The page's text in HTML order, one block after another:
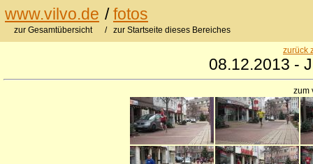
www.vilvo.de /fotos
zur Gesamtübersicht / zur Startseite dieses Bereiches
zurück
08.12.2013 -
zum